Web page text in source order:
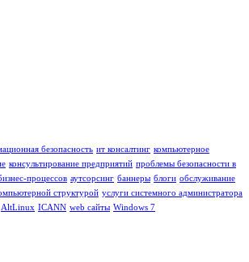
безопасность ит консалтинг компьютерное
консультирование предприятий проблемы безопасности в
процессов аутсорсинг баннеры блоги обслуживание
структурой услуги системного администратора
AltLinux ICANN web сайты Windows 7